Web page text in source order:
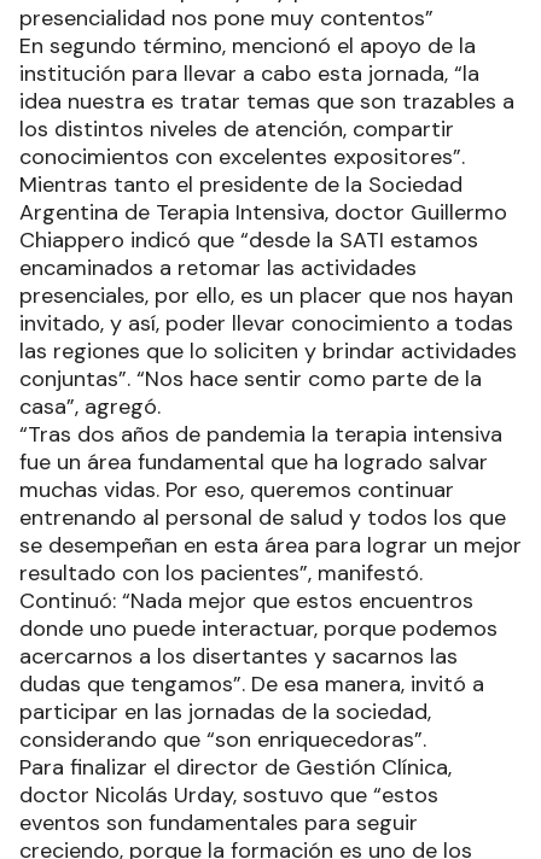
presencialidad nos pone muy contentos”
En segundo término, mencionó el apoyo de la
institución para llevar a cabo esta jornada, “la
idea nuestra es tratar temas que son trazables a
los distintos niveles de atención, compartir
conocimientos con excelentes expositores”.
Mientras tanto el presidente de la Sociedad
Argentina de Terapia Intensiva, doctor Guillermo
Chiappero indicó que “desde la SATI estamos
encaminados a retomar las actividades
presenciales, por ello, es un placer que nos hayan
invitado, y así, poder llevar conocimiento a todas
las regiones que lo soliciten y brindar actividades
conjuntas”. “Nos hace sentir como parte de la
casa”, agregó.
“Tras dos años de pandemia la terapia intensiva
fue un área fundamental que ha logrado salvar
muchas vidas. Por eso, queremos continuar
entrenando al personal de salud y todos los que
se desempeñan en esta área para lograr un mejor
resultado con los pacientes”, manifestó.
Continuó: “Nada mejor que estos encuentros
donde uno puede interactuar, porque podemos
acercarnos a los disertantes y sacarnos las
dudas que tengamos”. De esa manera, invitó a
participar en las jornadas de la sociedad,
considerando que “son enriquecedoras”.
Para finalizar el director de Gestión Clínica,
doctor Nicolás Urday, sostuvo que “estos
eventos son fundamentales para seguir
creciendo, porque la formación es uno de los